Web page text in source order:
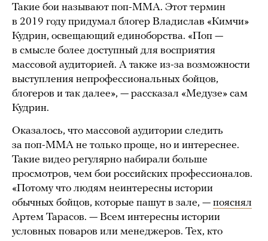
Такие бои называют поп-ММА. Этот термин
в 2019 году придумал блогер Владислав «Кимчи»
Кудрин, освещающий единоборства. «Поп —
в смысле более доступный для восприятия
массовой аудиторией. А также из-за возможности
выступления непрофессиональных бойцов,
блогеров и так далее», — рассказал «Медузе» сам
Кудрин.
Оказалось, что массовой аудитории следить
за поп-ММА не только проще, но и интереснее.
Такие видео регулярно набирали больше
просмотров, чем бои российских профессионалов.
«Потому что людям неинтересны истории
обычных бойцов, которые пашут в зале, — пояснял
Артем Тарасов. — Всем интересны истории
условных поваров или менеджеров. Тех, кто